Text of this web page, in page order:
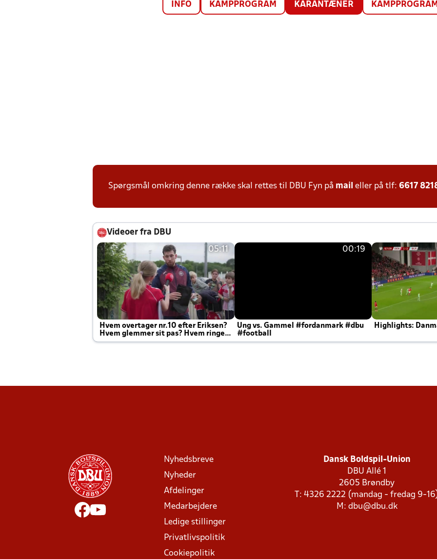
INFO KAMPPROGRAM KARANTÆNER
Spørgsmål omkring denne række skal rettes til DBU Fyn på mail eller på tlf: 6617
Videoer fra DBU
05:11
Hvem overtager nr.10 efter Eriksen?
Hvem glemmer sit pas? Hvem ringer
Joachim altid til efter kampe?
00:19
Ung vs. Gammel #fordanmark #dbu
#football
Highlights:
Nyhedsbreve
Nyheder
Afdelinger
Medarbejdere
Ledige stillinger
Privatlivspolitik
Cookiepolitik
Dansk Boldspil-Union
DBU Allé 1
2605 Brøndby
T: 4326 2222 (mandag - fredag 9-
M: dbu@dbu.dk